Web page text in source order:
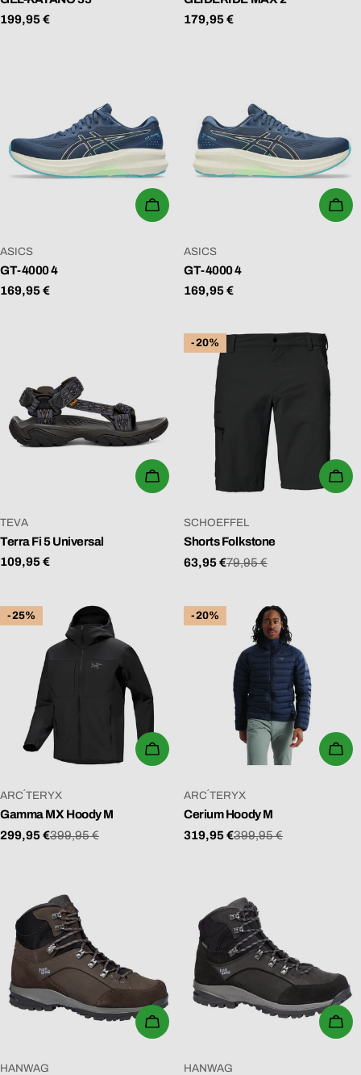
Regulärer
199,95 €
Regulärer
179,95 €
WÄHLEN SIE OPTIONEN
VERKÄUFER:
ASICS
GT-4000 4
Regulärer
169,95 €
VERKÄUFER:
ASICS
GT-4000 4
Regulärer
169,95 €
WÄHLEN SIE OPTIONEN
VERKÄUFER:
TEVA
Terra Fi 5 Universal
Regulärer
109,95 €
-20%
VERKÄUFER:
SCHOEFFEL
Shorts Folkstone
Verkaufspreis
63,95 €
Regulärer79,95 €
-25%
WÄHLEN SIE OPTIONEN
VERKÄUFER:
ARC´TERYX
Gamma MX Hoody M
Verkaufspreis
299,95 €
Regulärer399,95 €
-20%
VERKÄUFER:
ARC´TERYX
Cerium Hoody M
Verkaufspreis
319,95 €
Regulärer399,95 €
IN DEN WARENKORB
VERKÄUFER:
HANWAG VERKÄUFER:
HANWAG